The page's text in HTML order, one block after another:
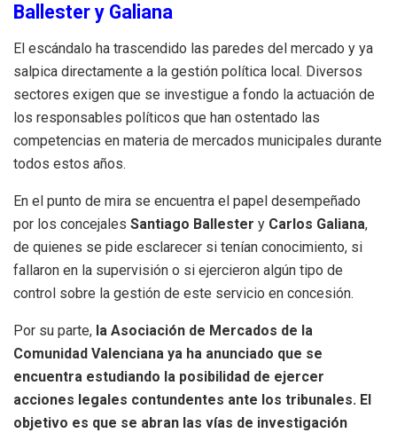
Ballester y Galiana
El escándalo ha trascendido las paredes del mercado y ya
salpica directamente a la gestión política local. Diversos
sectores exigen que se investigue a fondo la actuación de
los responsables políticos que han ostentado las
competencias en materia de mercados municipales durante
todos estos años.
En el punto de mira se encuentra el papel desempeñado
por los concejales Santiago Ballester y Carlos Galiana,
de quienes se pide esclarecer si tenían conocimiento, si
fallaron en la supervisión o si ejercieron algún tipo de
control sobre la gestión de este servicio en concesión.
Por su parte, la Asociación de Mercados de la
Comunidad Valenciana ya ha anunciado que se
encuentra estudiando la posibilidad de ejercer
acciones legales contundentes ante los tribunales. El
objetivo es que se abran las vías de investigación